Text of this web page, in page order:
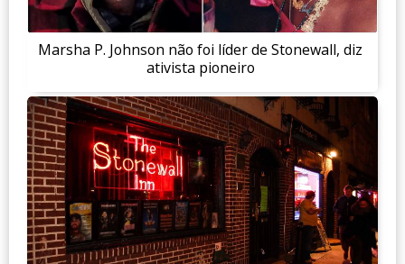
Marsha P. Johnson não foi líder de Stonewall, diz
ativista pioneiro